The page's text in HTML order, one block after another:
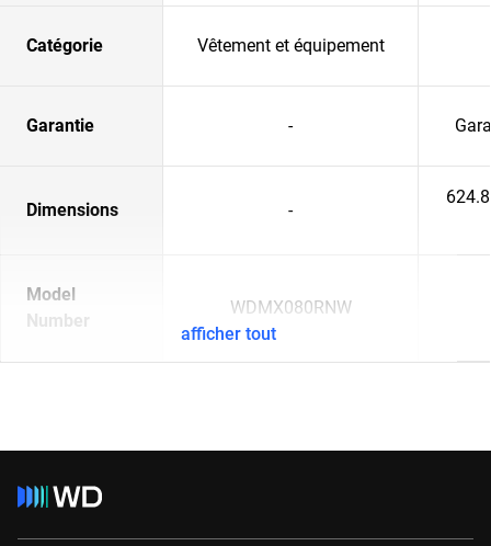
Catégorie Vêtement et équipement
Garantie -
Dimensions -
Model
Number
WDMX080RNW
afficher tout